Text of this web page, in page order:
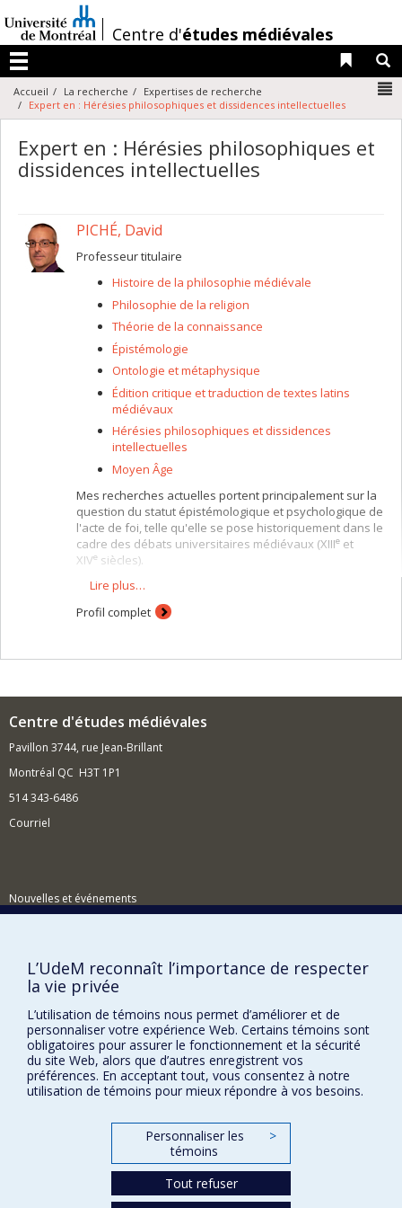
au
contenu
/
Centre d'études médiévales
Menu
Liens
Accueil La recherche
Expertises de recherche
Expert en : Hérésies philosophiques et dissidences intellectuelles
Expert en : Hérésies philosophiques et
dissidences intellectuelles
PICHÉ, David
Professeur titulaire
Histoire de la philosophie médiévale
Philosophie de la religion
Théorie de la connaissance
Épistémologie
Ontologie et métaphysique
Édition critique et traduction de textes latins
médiévaux
Hérésies philosophiques et dissidences
intellectuelles
Moyen Âge
Mes recherches actuelles portent principalement sur la
question du statut épistémologique et psychologique de
l'acte de foi, telle qu'elle se pose historiquement dans le
cadre des débats universitaires médiévaux (XIIIe et
XIVe siècles).
Je m'intéresse également aux problèmes d'ontologie et
de métaphysique, notamment au thème des
universaux, ainsi qu'aux discussions médiévales
leur interprétation et analyse dans la perspective d'une
histoire critique de la pensée médiévale.
Lire plus…
Profil complet
Centre d'études médiévales
Pavillon 3744, rue Jean-Brillant
Montréal QC H3T 1P1
514 343-6486
Courriel
Nouvelles et événements
BESOIN D'AIDE?
Plan du site
Signaler une erreur
Accessibilité
FACULTÉ DES ARTS ET DES SCIENCES
Nos centres d'études
L’UdeM reconnaît l’importance de respecter
la vie privée
L’utilisation de témoins nous permet d’améliorer et de
personnaliser votre expérience Web. Certains témoins sont
obligatoires pour assurer le fonctionnement et la sécurité
du site Web, alors que d’autres enregistrent vos
préférences. En acceptant tout, vous consentez à notre
utilisation de témoins pour mieux répondre à vos besoins.
Personnaliser les
témoins
>
Tout refuser